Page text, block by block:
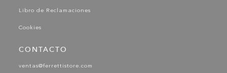
Libro de Reclamaciones
Cookies
CONTACTO
ventas@ferrettistore.com